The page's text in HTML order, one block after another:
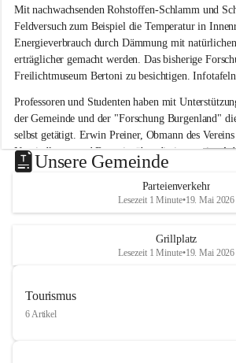
a
m
S
e
e
Mit nachwachsenden Rohstoffen-Schlamm und
Feldversuch zum Beispiel die Temperatur in
Energieverbrauch durch Dämmung mit
erträglicher gemacht werden. Das bisherige
Freilichtmuseum Bertoni zu besichtigen.
Professoren und Studenten haben mit
der Gemeinde und der "Forschung Burgenland"
selbst getätigt. Erwin Preiner, Obmann des
Neusiedlersee und Bgm. ist über die innovative
hofft auf baldige praktische Anwendung der
Gerade in Zeiten des Klimawandels ist jede
wichtig!
Unsere Gemeinde
Parteienverkehr
Lesezeit 1 Minute•19. Mai 2026
Grillplatz
Lesezeit 1 Minute•19. Mai 2026
Tourismus
6 Artikel